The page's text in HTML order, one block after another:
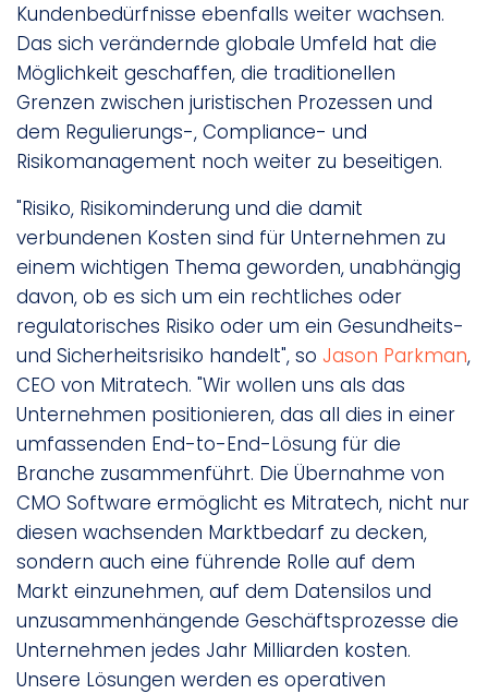
Kundenbedürfnisse ebenfalls weiter wachsen.
Das sich verändernde globale Umfeld hat die
Möglichkeit geschaffen, die traditionellen
Grenzen zwischen juristischen Prozessen und
dem Regulierungs-, Compliance- und
Risikomanagement noch weiter zu beseitigen.
"Risiko, Risikominderung und die damit
verbundenen Kosten sind für Unternehmen zu
einem wichtigen Thema geworden, unabhängig
davon, ob es sich um ein rechtliches oder
regulatorisches Risiko oder um ein Gesundheits-
und Sicherheitsrisiko handelt", so Jason Parkman,
CEO von Mitratech. "Wir wollen uns als das
Unternehmen positionieren, das all dies in einer
umfassenden End-to-End-Lösung für die
Branche zusammenführt. Die Übernahme von
CMO Software ermöglicht es Mitratech, nicht nur
diesen wachsenden Marktbedarf zu decken,
sondern auch eine führende Rolle auf dem
Markt einzunehmen, auf dem Datensilos und
unzusammenhängende Geschäftsprozesse die
Unternehmen jedes Jahr Milliarden kosten.
Unsere Lösungen werden es operativen